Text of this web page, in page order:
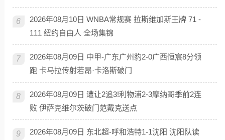
6
2026年08月10日 WNBA常规赛 拉斯维加斯王牌 71 -
111 纽约自由人 全场集锦
7
2026年08月09日 中甲-广东广州豹2-0广西恒宸8分领
跑 卡马拉传射若昂·卡洛斯破门
8
2026年08月09日 遭让2追3!利物浦2-3摩纳哥季前2连
败 伊萨克维尔茨破门范戴克送点
9
2026年08月09日 东北超-呼和浩特1-1沈阳 沈阳队读